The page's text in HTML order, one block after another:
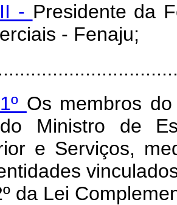
- Presidente da
- Fenaju;
Os membros
Ministro de
e Serviços,
da Lei